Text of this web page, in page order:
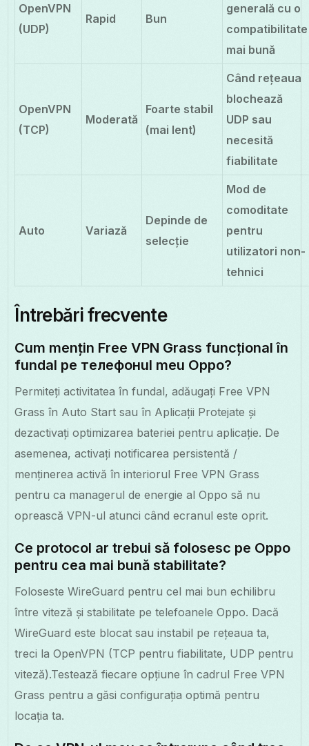
OpenVPN
(UDP)
Rapid Bun
generală cu o
compatibilitate
mai bună
OpenVPN
(TCP)
Moderată
Foarte stabil
(mai lent)
Când rețeaua
blochează
UDP sau
necesită
fiabilitate
Auto Variază
Depinde de
selecție
Mod de
comoditate
pentru
utilizatori non-
tehnici
Întrebări frecvente
Cum mențin Free VPN Grass funcțional în
fundal pe телефонul meu Oppo?
Permiteți activitatea în fundal, adăugați Free VPN
Grass în Auto Start sau în Aplicații Protejate și
dezactivați optimizarea bateriei pentru aplicație. De
asemenea, activați notificarea persistentă /
menținerea activă în interiorul Free VPN Grass
pentru ca managerul de energie al Oppo să nu
oprească VPN-ul atunci când ecranul este oprit.
Ce protocol ar trebui să folosesc pe Oppo
pentru cea mai bună stabilitate?
Foloseste WireGuard pentru cel mai bun echilibru
între viteză și stabilitate pe telefoanele Oppo. Dacă
WireGuard este blocat sau instabil pe rețeaua ta,
treci la OpenVPN (TCP pentru fiabilitate, UDP pentru
viteză).Testează fiecare opțiune în cadrul Free VPN
Grass pentru a găsi configurația optimă pentru
locația ta.